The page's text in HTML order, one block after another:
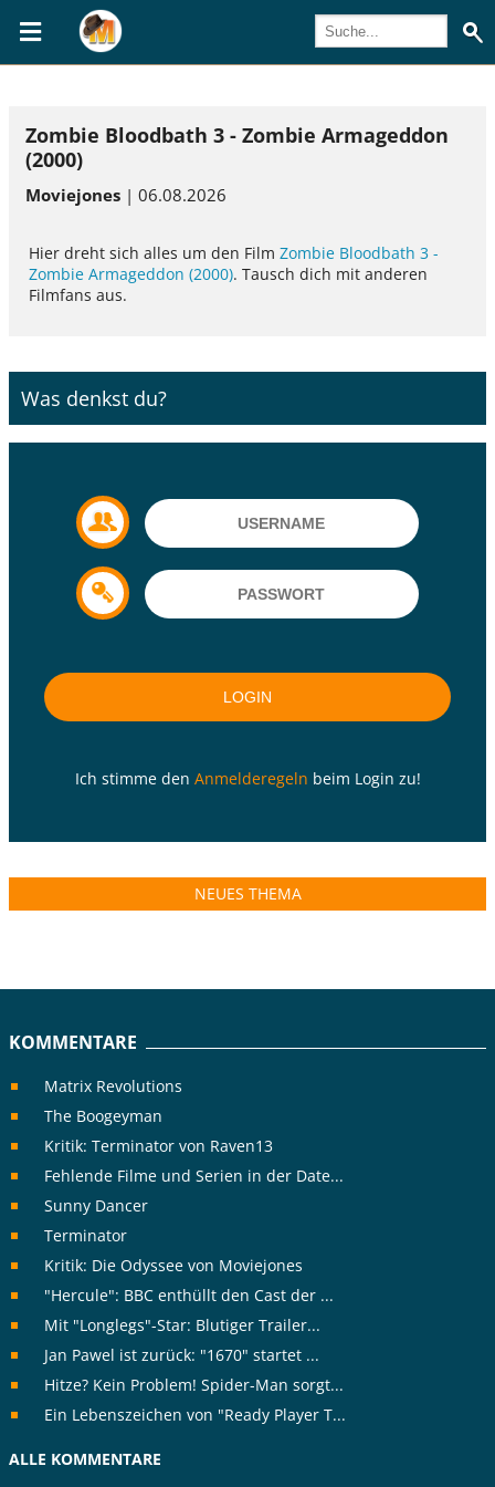
Zombie Bloodbath 3 - Zombie Armageddon
(2000)
Moviejones| 06.08.2026
Hier dreht sich alles um den Film Zombie Bloodbath 3 -
Zombie Armageddon (2000). Tausch dich mit anderen
Filmfans aus.
Was denkst du?
Ich stimme den Anmelderegeln beim Login zu!
NEUES THEMA
KOMMENTARE
Matrix Revolutions
The Boogeyman
Kritik: Terminator von Raven13
Fehlende Filme und Serien in der Date...
Sunny Dancer
Terminator
Kritik: Die Odyssee von Moviejones
"Hercule": BBC enthüllt den Cast der ...
Mit "Longlegs"-Star: Blutiger Trailer...
Jan Pawel ist zurück: "1670" startet ...
Hitze? Kein Problem! Spider-Man sorgt...
Ein Lebenszeichen von "Ready Player T...
ALLE KOMMENTARE